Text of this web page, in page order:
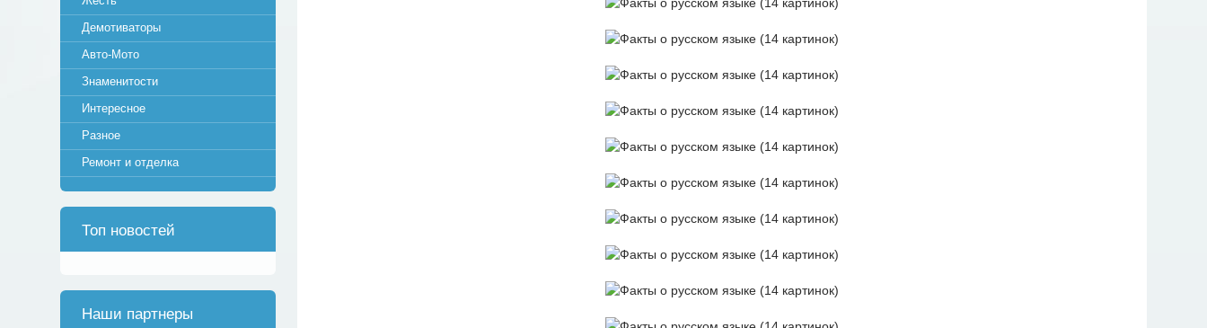
Демотиваторы
Авто-Мото
Знаменитости
Интересное
Разное
Ремонт и отделка
Топ новостей
Наши партнеры